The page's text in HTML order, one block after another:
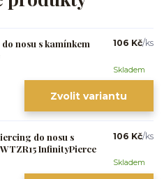
nosu s kamínkem
106 Kč/ks
Skladem
Zvolit variantu
do nosu s
InfinityPierce
106 Kč/ks
Skladem